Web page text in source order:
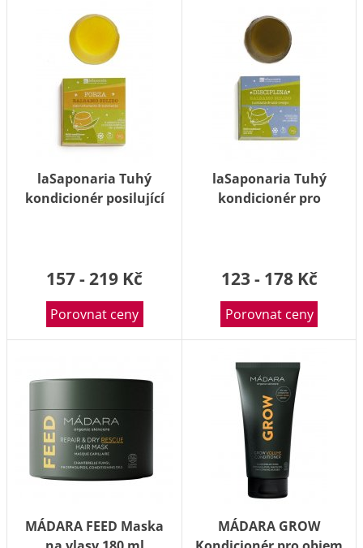
laSaponaria Tuhý
kondicionér posilující
157 - 219 Kč
Porovnat ceny
laSaponaria Tuhý
kondicionér pro
123 - 178 Kč
Porovnat ceny
MÁDARA FEED Maska
MÁDARA GROW